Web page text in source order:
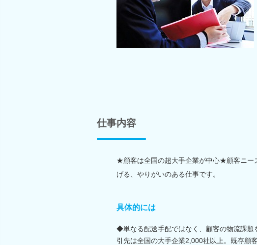
仕事内容
★顧客は全国の超大手企業が中心★顧客ニー
げる、やりがいのある仕事です。
具体的には
◆単なる配送手配ではなく、顧客の物流課題
引先は全国の大手企業2,000社以上。既存顧